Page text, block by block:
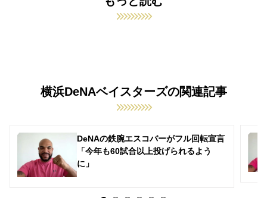
横浜DeNAベイスターズの関連記事
DeNAの鉄腕エスコバーがフル回転宣言
「今年も60試合以上投げられるよう
に」